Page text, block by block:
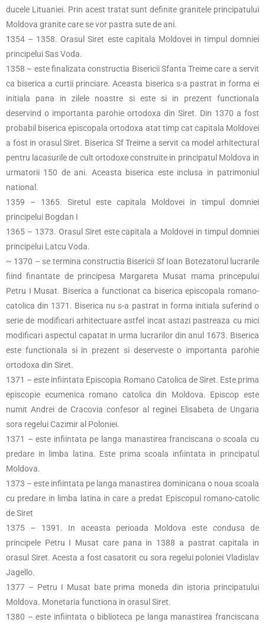
ducele Lituaniei. Prin acest tratat sunt definite granitele principatului
Moldova granite care se vor pastra sute de ani.
1354 – 1358. Orasul Siret este capitala Moldovei in timpul domniei
principelui Sas Voda.
1358 – este finalizata constructia Bisericii Sfanta Treime care a servit
ca biserica a curtii princiare. Aceasta biserica s-a pastrat in forma ei
initiala pana in zilele noastre si este si in prezent functionala
deservind o importanta parohie ortodoxa din Siret. Din 1370 a fost
probabil biserica episcopala ortodoxa atat timp cat capitala Moldovei
a fost in orasul Siret. Biserica Sf Treime a servit ca model arhitectural
pentru lacasurile de cult ortodoxe construite in principatul Moldova in
urmatorii 150 de ani. Aceasta biserica este inclusa in patrimoniul
national.
1359 – 1365. Siretul este capitala Moldovei in timpul domniei
principelui Bogdan I
1365 – 1373. Orasul Siret este capitala a Moldovei in timpul domniei
principelui Latcu Voda.
~ 1370 – se termina constructia Bisericii Sf Ioan Botezatorul lucrarile
fiind finantate de principesa Margareta Musat mama princepului
Petru I Musat. Biserica a functionat ca biserica episcopala romano-
catolica din 1371. Biserica nu s-a pastrat in forma initiala suferind o
serie de modificari arhitectuare astfel incat astazi pastreaza cu mici
modificari aspectul capatat in urma lucrarilor din anul 1673. Biserica
este functionala si in prezent si deserveste o importanta parohie
ortodoxa din Siret.
1371 – este infiintata Episcopia Romano Catolica de Siret. Este prima
episcopie ecumenica romano catolica din Moldova. Episcop este
numit Andrei de Cracovia confesor al reginei Elisabeta de Ungaria
sora regelui Cazimir al Poloniei.
1371 – este infiintata pe langa manastirea franciscana o scoala cu
predare in limba latina. Este prima scoala infiintata in principatul
Moldova.
1373 – este infiintata pe langa manastirea dominicana o noua scoala
cu predare in limba latina in care a predat Episcopul romano-catolic
de Siret
1375 – 1391. In aceasta perioada Moldova este condusa de
principele Petru I Musat care pana in 1388 a pastrat capitala in
orasul Siret. Acesta a fost casatorit cu sora regelui poloniei Vladislav
Jagello.
1377 – Petru I Musat bate prima moneda din istoria principatului
Moldova. Monetaria functiona in orasul Siret.
1380 – este infiintata o biblioteca pe langa manastirea franciscana